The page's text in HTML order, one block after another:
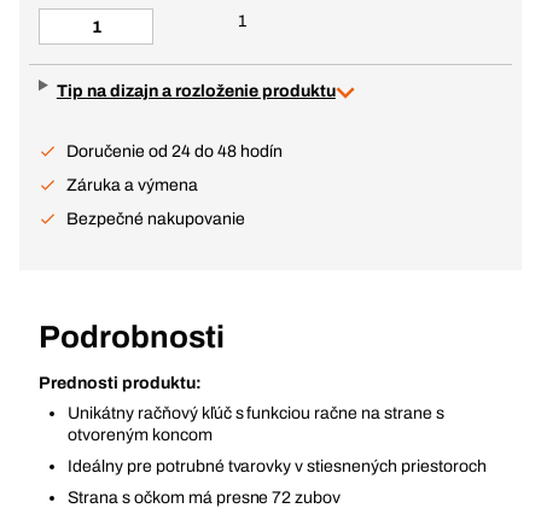
1
Tip na dizajn a rozloženie produktu
Doručenie od 24 do 48 hodín
Záruka a výmena
Bezpečné nakupovanie
Podrobnosti
Prednosti produktu:
Unikátny račňový kľúč s funkciou račne na strane s
otvoreným koncom
Ideálny pre potrubné tvarovky v stiesnených priestoroch
Strana s očkom má presne 72 zubov